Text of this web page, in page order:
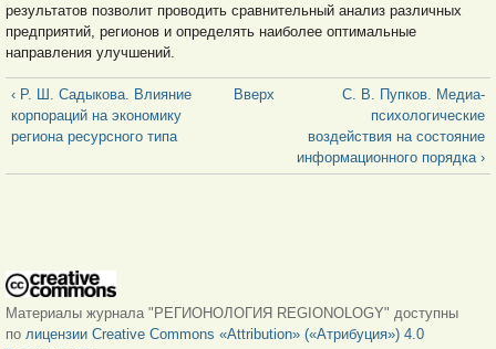
результатов позволит проводить сравнительный анализ различных
предприятий, регионов и определять наиболее оптимальные
направления улучшений.
‹ Р. Ш. Садыкова. Влияние
корпораций на экономику
региона ресурсного типа
Вверх
С. В. Пупков. Медиа-
психологические
воздействия на состояние
информационного порядка ›
Материалы журнала "РЕГИОНОЛОГИЯ REGIONOLOGY" доступны
по лицензии Creative Commons «Attribution» («Атрибуция») 4.0